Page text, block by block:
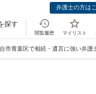
弁護士の方は
探す
閲覧履歴 マイリスト
市青葉区で相続・遺言に強い弁護